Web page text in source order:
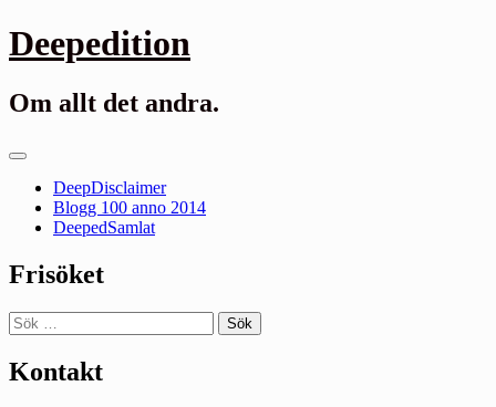
Gå
till
Deepedition
Om allt det andra.
Primär
DeepDisclaimer
Blogg 100 anno 2014
DeepedSamlat
Frisöket
Sök
efter:
Kontakt